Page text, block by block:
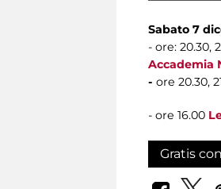
Sabato 7
- ore: 20.30,
Accademia
- ore 20.30,
- ore 16.00
Gratis